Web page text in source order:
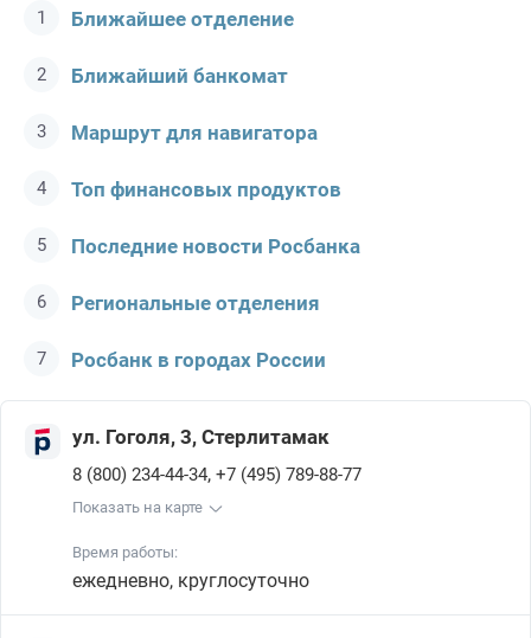
Ближайшее отделение
Ближайший банкомат
Маршрут для навигатора
Топ финансовых продуктов
Последние новости Росбанкa
Региональные отделения
Росбанк в городах России
ул. Гоголя, 3, Стерлитамак
8 (800) 234-44-34, +7 (495) 789-88-77
Показать на карте
Время работы:
ежедневно, круглосуточно